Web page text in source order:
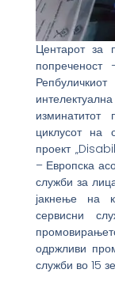
Центарот за
циклусот на
проект
– Европска
служби за
јакнење на
сервисни
одржливи
служби во 15